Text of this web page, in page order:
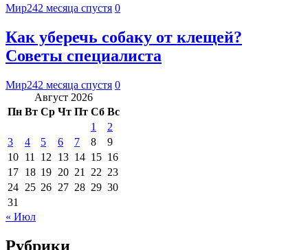
Мир242 месяца спустя 0
Как уберечь собаку от клещей?
Советы специалиста
Мир242 месяца спустя 0
Август 2026
Пн Вт Ср Чт Пт Сб Вс
1
2
3
4 5 6 7 8
9
10 11 12 13 14 15 16
17 18 19 20 21 22 23
24 25 26 27 28 29 30
31
« Июл
Рубрики